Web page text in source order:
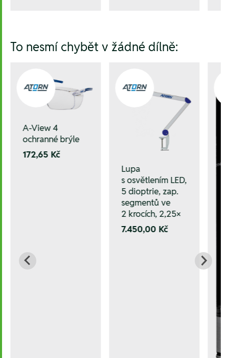
To nesmí chybět v žádné dílně:
A-View 4
ochranné brýle
172,65 Kč
Lupa
s osvětlením LED,
5 dioptrie, zap.
segmentů ve
2 krocích, 2,25×
7.450,00 Kč